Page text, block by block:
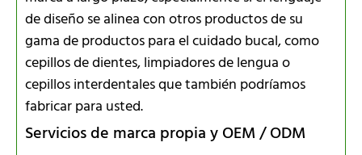
de diseño se alinea con otros productos de su
gama de productos para el cuidado bucal, como
cepillos de dientes, limpiadores de lengua o
cepillos interdentales que también podríamos
fabricar para usted.
Servicios de marca propia y OEM / ODM